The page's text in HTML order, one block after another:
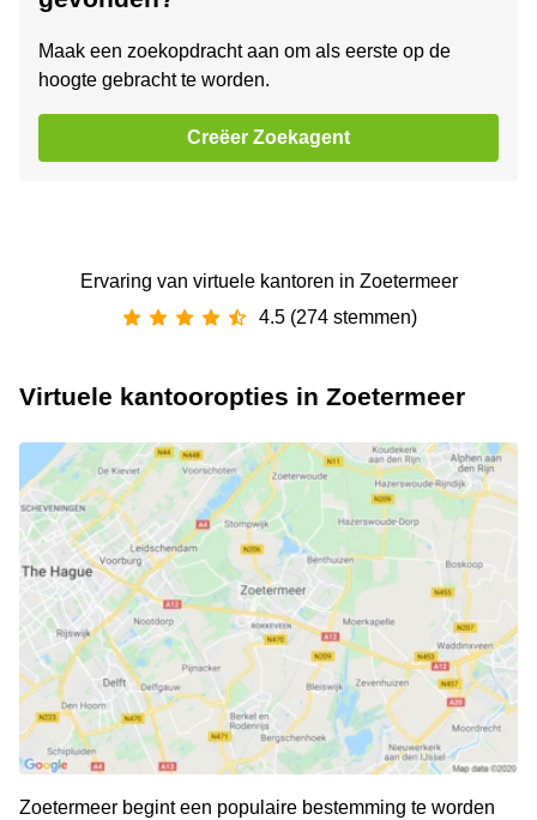
Maak een zoekopdracht aan om als eerste op de
hoogte gebracht te worden.
Creëer Zoekagent
Ervaring van ‪virtuele kantoren‬ in Zoetermeer
4.5 (274 stemmen)
Virtuele kantooropties in Zoetermeer
Zoetermeer begint een populaire bestemming te worden